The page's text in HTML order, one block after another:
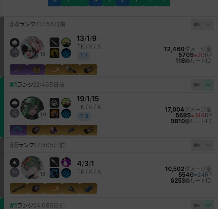
#4ランク21:45 5日前
18 1
13/1 /9
TK / K / A
T 1
12,460ダメージ量
5709
20 RP
118
ルートID
#1 ランク22:46 5日前
19 2
19/1 /15
TK / K / A
T 3
17,004ダメージ量
5689
149 RP
9810
ルートID
#5ランク17:50 5日前
18 1
4/3/1
TK / K / A 10,502ダメージ量
5540
24 RP
6253
ルートID
#1 ランク24:08 5日前